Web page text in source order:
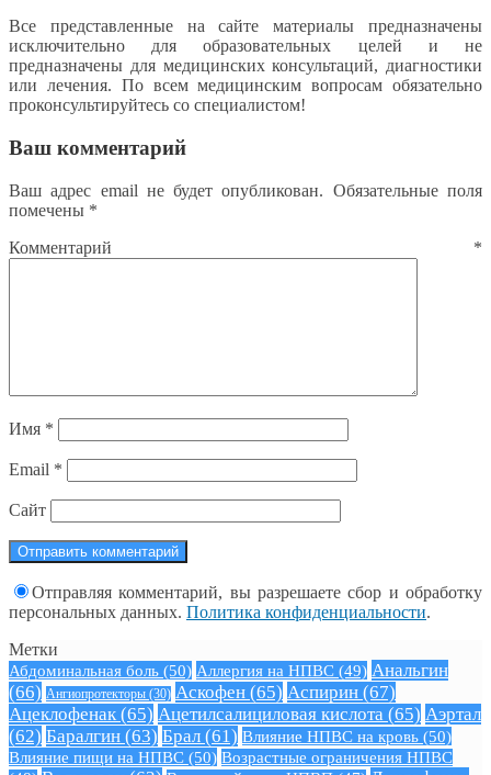
Все представленные на сайте материалы предназначены
исключительно для образовательных целей и не
предназначены для медицинских консультаций, диагностики
или лечения. По всем медицинским вопросам обязательно
проконсультируйтесь со специалистом!
Ваш комментарий
Ваш адрес email не будет опубликован. Обязательные поля
помечены *
Комментарий *
Имя *
Email *
Сайт
Отправляя комментарий, вы разрешаете сбор и обработку
персональных данных. Политика конфиденциальности.
Метки
Абдоминальная боль (50) Аллергия на НПВС (49) Анальгин
(66) Ангиопротекторы (30) Аскофен (65) Аспирин (67)
Ацеклофенак (65) Ацетилсалициловая кислота (65) Аэртал
(62) Баралгин (63) Брал (61) Влияние НПВС на кровь (50)
Влияние пищи на НПВС (50) Возрастные ограничения НПВС